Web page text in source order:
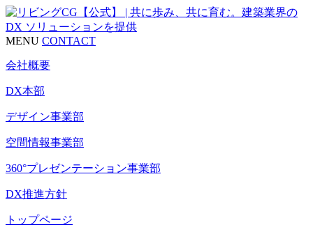
MENU CONTACT
会社概要
DX本部
デザイン事業部
空間情報事業部
360°プレゼンテーション事業部
DX推進方針
トップページ